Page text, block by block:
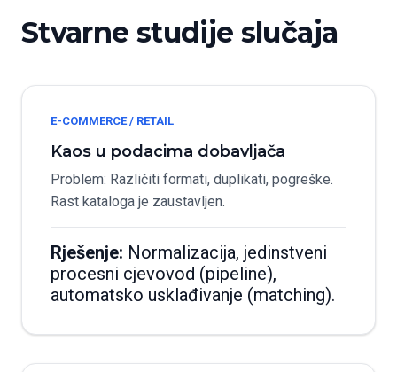
Stvarne studije slučaja
E-COMMERCE / RETAIL
Kaos u podacima dobavljača
Problem: Različiti formati, duplikati, pogreške.
Rast kataloga je zaustavljen.
Rješenje: Normalizacija, jedinstveni
procesni cjevovod (pipeline),
automatsko usklađivanje (matching).